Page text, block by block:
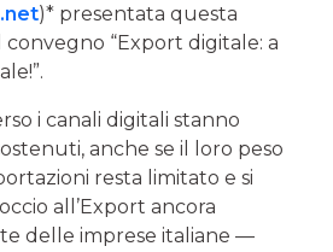
)* presentata questa
“Export digitale: a
i canali digitali stanno
anche se il loro peso
resta limitato e si
all’Export ancora
delle imprese italiane —